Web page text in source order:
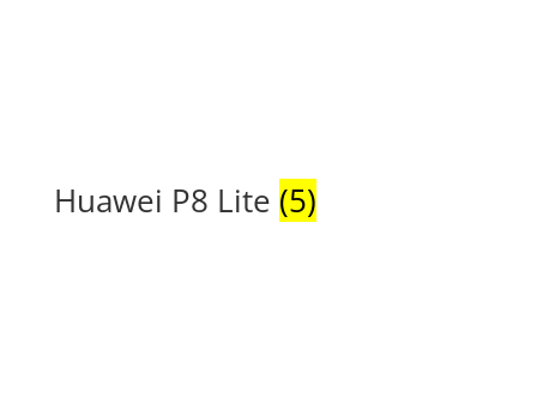
Huawei P8 Lite (5)